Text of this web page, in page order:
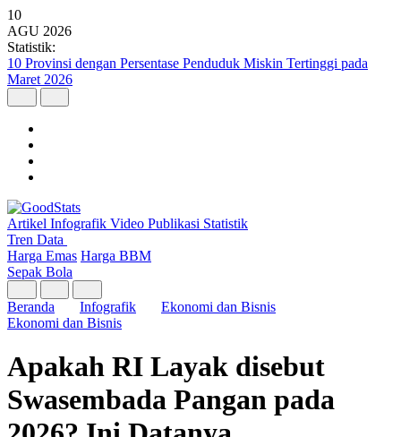
10
AGU 2026
Statistik:
10 Provinsi dengan Persentase Penduduk Miskin Tertinggi pada
Maret 2026
Artikel Infografik Video Publikasi Statistik
Tren Data
Harga Emas Harga BBM
Sepak Bola
Beranda Infografik
Ekonomi dan Bisnis
Ekonomi dan Bisnis
Apakah RI Layak disebut
Swasembada Pangan pada